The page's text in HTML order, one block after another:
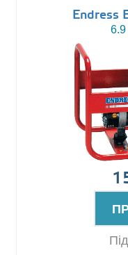
Endress